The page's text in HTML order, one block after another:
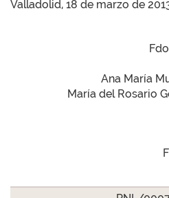
Valladolid, 18 de marzo de
Ana María
María del Rosario